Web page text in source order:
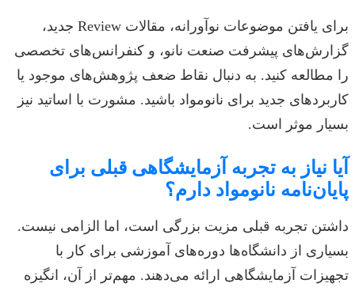
برای یافتن موضوعات نوآورانه، مقالات Review جدید،
گزارش‌های پیشرفت صنعت نانو، و کنفرانس‌های تخصصی
را مطالعه کنید. به دنبال نقاط ضعف پژوهش‌های موجود یا
کاربردهای جدید برای نانومواد باشید. مشورت با اساتید نیز
بسیار موثر است.
آیا نیاز به تجربه آزمایشگاهی قبلی برای
پایان‌نامه نانومواد دارم؟
داشتن تجربه قبلی مزیت بزرگی است، اما الزامی نیست.
بسیاری از دانشگاه‌ها دوره‌های آموزشی برای کار با
تجهیزات آزمایشگاهی ارائه می‌دهند. مهم‌تر از آن، انگیزه